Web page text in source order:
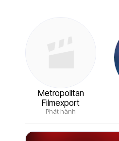
Metropolitan
Filmexport
Phát hành